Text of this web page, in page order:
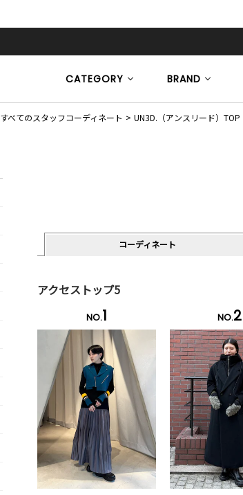
CATEGORY BRAND
すべてのスタッフコーディネート UN3D.（アンスリード）TOP
コーディネート
アクセストップ5
NO.1 NO.2